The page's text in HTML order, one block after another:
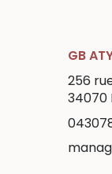
GB
256
34070